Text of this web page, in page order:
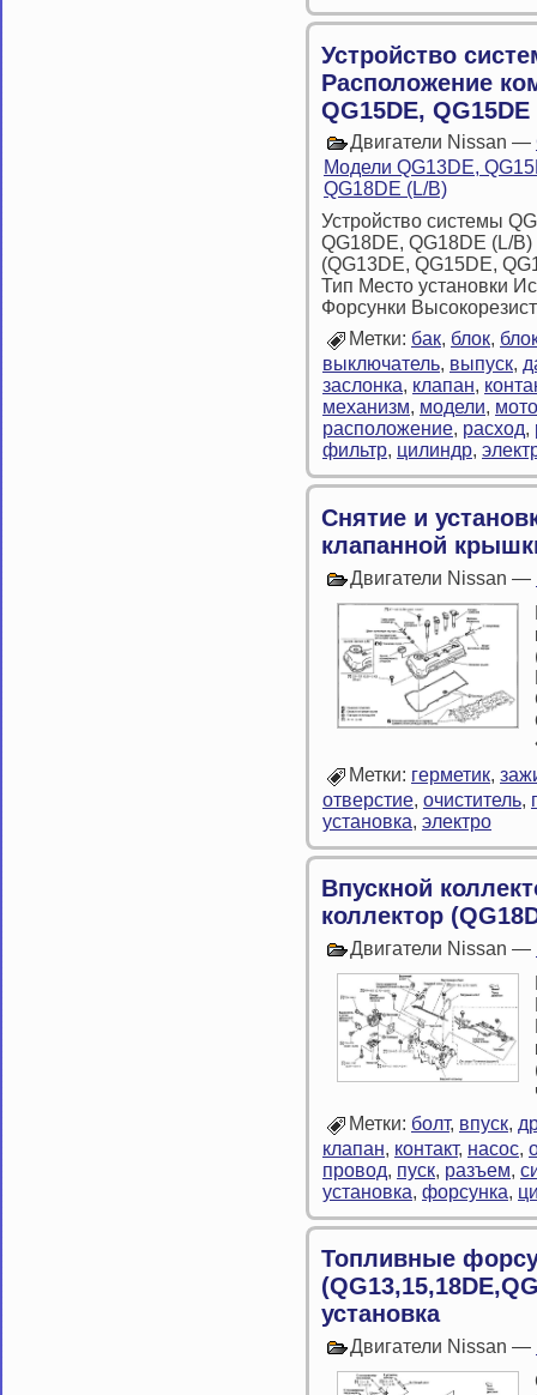
Устройство
Расположение
QG15DE,
Двигатели Nissan —
Модели QG13DE,
QG18DE (L/B)
Устройство системы
QG18DE, QG18DE (L/
(QG13DE, QG15DE,
Тип Место установки
Форсунки
Метки: бак, блок,
выключатель, выпуск,
заслонка, клапан,
механизм, модели,
расположение, расход,
фильтр, цилиндр,
Снятие и
клапанной
Двигатели Nissan —
Метки: герметик,
отверстие, очиститель,
установка, электро
Впускной
коллектор
Двигатели Nissan —
Метки: болт, впуск,
клапан, контакт, насос,
провод, пуск, разъем,
установка, форсунка,
Топливные
установка
Двигатели Nissan —